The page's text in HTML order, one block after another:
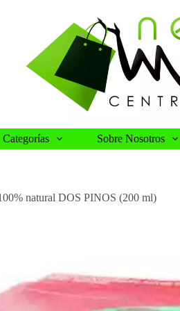
Categorías Sobre Nosotros
natural DOS PINOS (200 ml)